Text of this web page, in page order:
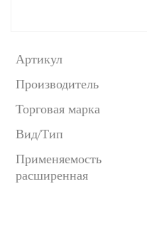
Артикул
Производитель
Торговая марка
Вид/Тип
Применяемость
расширенная